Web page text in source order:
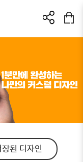
세요.
생 시
니다.
트
장된 디자인